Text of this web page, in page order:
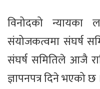
विनोदको न्यायका
संयोजकत्वमा संघर्ष
संघर्ष समितिले आजै
ज्ञापनपत्र दिने भएको छ